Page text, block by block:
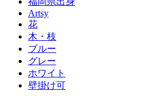
Artsy
花
木・枝
ブルー
グレー
ホワイト
壁掛け可